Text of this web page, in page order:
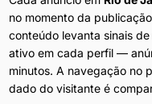
no momento da
conteúdo levanta sinais
ativo em cada perfil —
minutos. A navegação no
dado do visitante é